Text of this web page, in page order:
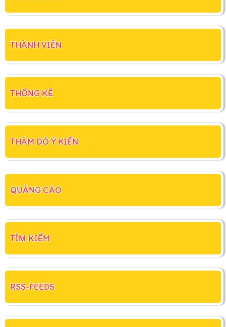
THÀNH VIÊN
THỐNG KÊ
THĂM DÒ Ý KIẾN
QUẢNG CÁO
TÌM KIẾM
RSS-FEEDS